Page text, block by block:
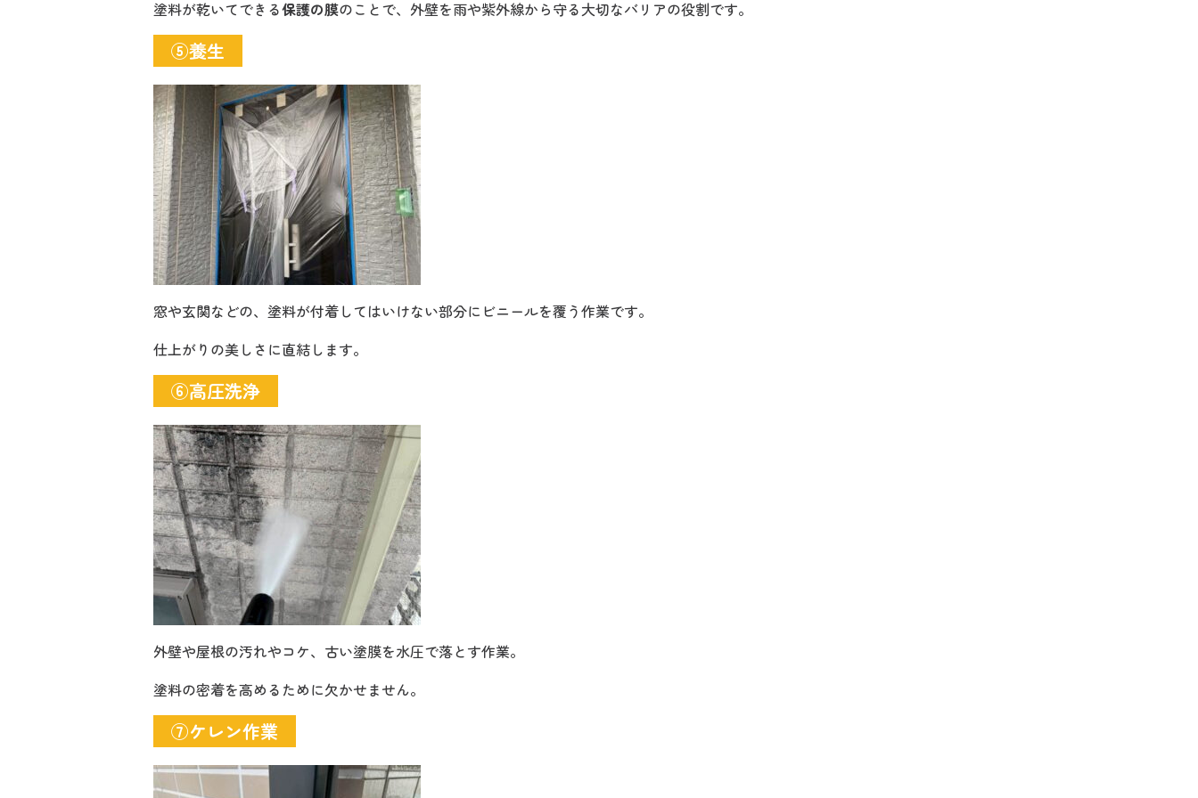
塗料が乾いてできる保護の膜のことで、外壁を雨や紫外線から守る大切なバリアの役割です。
⑤養生
窓や玄関などの、塗料が付着してはいけない部分にビニールを覆う作業です。
仕上がりの美しさに直結します。
⑥高圧洗浄
外壁や屋根の汚れやコケ、古い塗膜を水圧で落とす作業。
塗料の密着を高めるために欠かせません。
⑦ケレン作業